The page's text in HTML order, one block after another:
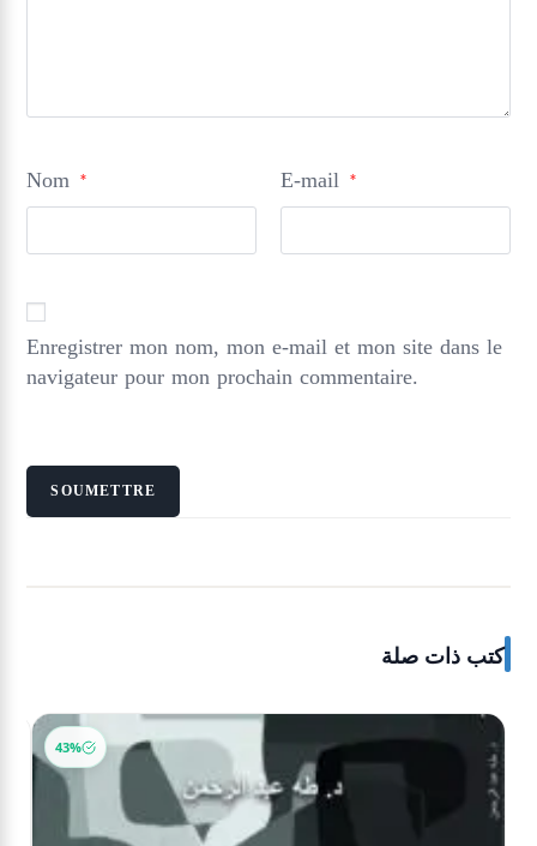
Nom * E-mail *
Enregistrer mon nom, mon e-mail et mon site dans le
navigateur pour mon prochain commentaire.
كتب ذات صلة
43%